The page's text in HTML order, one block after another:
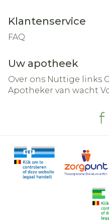
Klantenservice
FAQ
Uw apotheek
Over ons Nuttige links
Apotheker van wacht